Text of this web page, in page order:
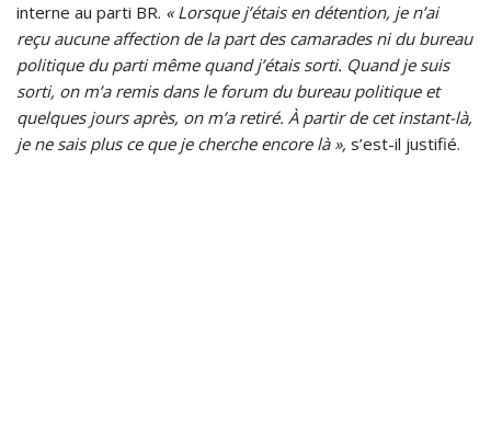
interne au parti BR. « Lorsque j’étais en détention, je n’ai
reçu aucune affection de la part des camarades ni du bureau
politique du parti même quand j’étais sorti. Quand je suis
sorti, on m’a remis dans le forum du bureau politique et
quelques jours après, on m’a retiré. À partir de cet instant-là,
je ne sais plus ce que je cherche encore là », s’est-il justifié.